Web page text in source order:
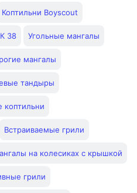
Коптильни Boyscout
38 Угольные мангалы
мангалы
тандыры
Встраиваемые грили
на колесиках с крышкой
грили